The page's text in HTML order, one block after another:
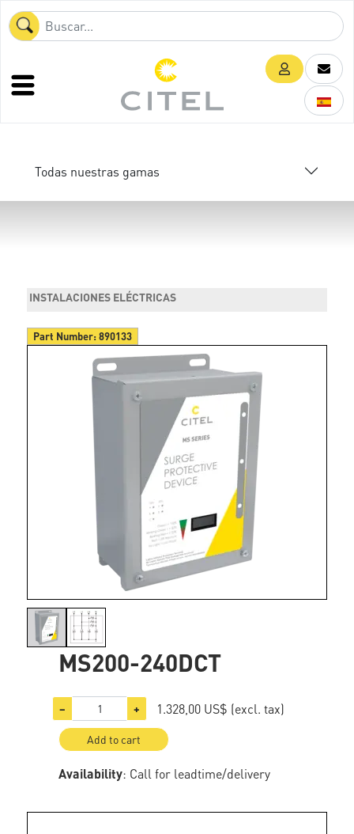
Todas nuestras gamas
INSTALACIONES ELÉCTRICAS
Part Number:890133
MS200-240DCT
− + 1.328,00 US$ (excl. tax)
Add to cart
Availability: Call for leadtime/delivery